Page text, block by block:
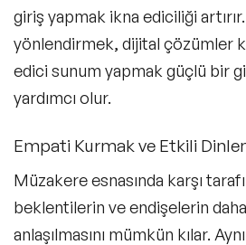
giriş yapmak ikna ediciliği
yönlendirmek, dijital çözümler
edici sunum yapmak güçlü bir
yardımcı olur.
Empati Kurmak ve Etkili
Müzakere esnasında karşı
beklentilerin ve endişelerin
anlaşılmasını mümkün kılar.